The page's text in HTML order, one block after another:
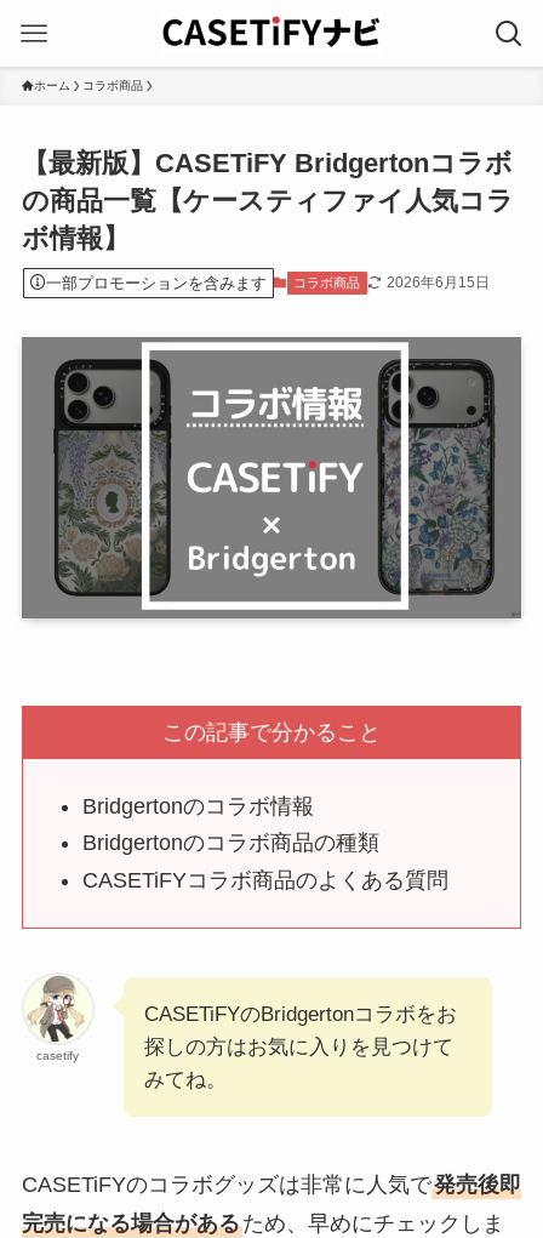
ホーム コラボ商品
【最新版】CASETiFY Bridgertonコラボ
の商品一覧【ケースティファイ人気コラ
ボ情報】
一部プロモーションを含みます コラボ商品 2026年6月15日
この記事で分かること
Bridgertonのコラボ情報
Bridgertonのコラボ商品の種類
CASETiFYコラボ商品のよくある質問
casetify
CASETiFYのBridgertonコラボをお
探しの方はお気に入りを見つけて
みてね。
CASETiFYのコラボグッズは非常に人気で発売後即
完売になる場合があるため、早めにチェックしま